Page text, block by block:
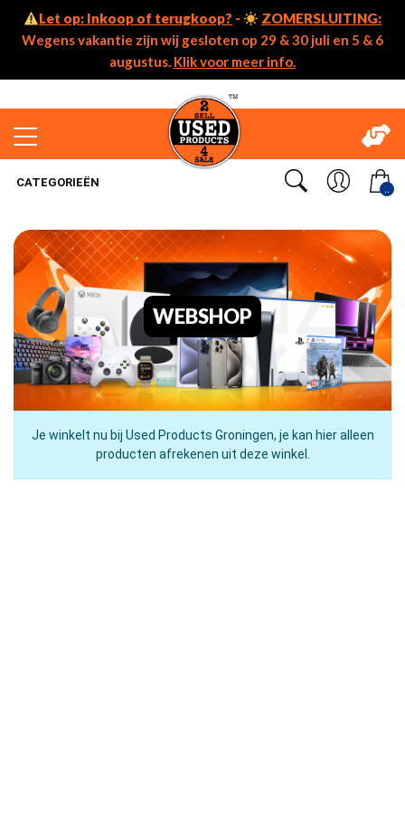
Let op: Inkoop of terugkoop? -
ZOMERSLUITING:
Wegens vakantie zijn wij gesloten op 29 & 30 juli en 5 & 6
augustus. Klik voor meer info.
..
CATEGORIEËN
WEBSHOP
Je winkelt nu bij Used Products Groningen, je kan hier alleen
producten afrekenen uit deze winkel.